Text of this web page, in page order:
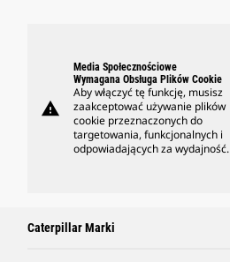
warning
Media Społecznościowe
Wymagana Obsługa Plików Cookie
Aby włączyć tę funkcję, musisz
zaakceptować używanie plików
cookie przeznaczonych do
targetowania, funkcjonalnych i
odpowiadających za wydajność.
Caterpillar Marki